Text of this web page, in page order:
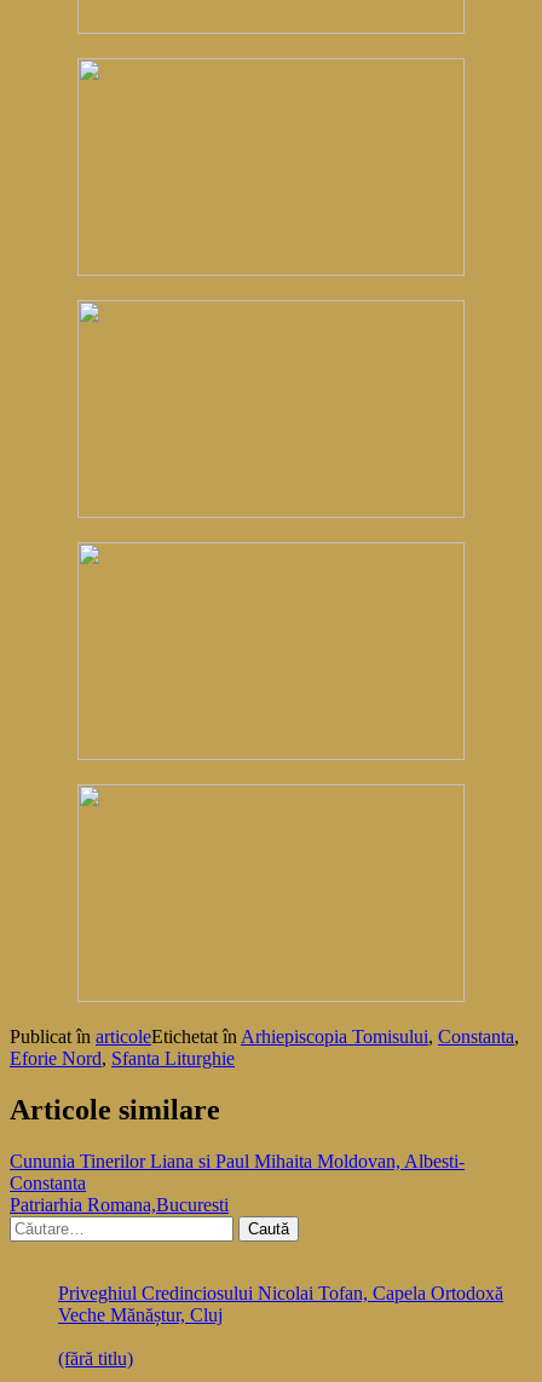
Publicat în articoleEtichetat în Arhiepiscopia Tomisului, Constanta,
Eforie Nord, Sfanta Liturghie
Articole similare
Navigare
în
articole
Cununia Tinerilor Liana si Paul Mihaita Moldovan, Albesti-
Constanta
Patriarhia Romana,Bucuresti
Caută
după:
Priveghiul Credinciosului Nicolai Tofan, Capela Ortodoxă
Veche Mănăștur, Cluj
(fără titlu)